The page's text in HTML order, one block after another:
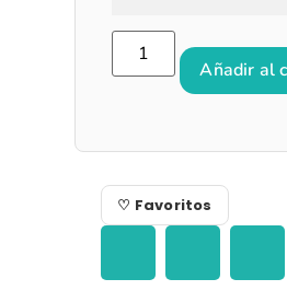
Añadir al
♡ Favoritos